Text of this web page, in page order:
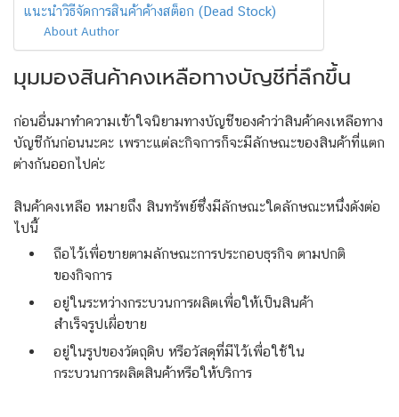
แนะนำวิธีจัดการสินค้าค้างสต็อก (Dead Stock)
About Author
มุมมองสินค้าคงเหลือทางบัญชีที่ลึกขึ้น
ก่อนอื่นมาทำความเข้าใจนิยามทางบัญชีของคำว่าสินค้าคงเหลือทาง
บัญชีกันก่อนนะคะ เพราะแต่ละกิจการก็จะมีลักษณะของสินค้าที่แตก
ต่างกันออกไปค่ะ
สินค้าคงเหลือ หมายถึง สินทรัพย์ซึ่งมีลักษณะใดลักษณะหนึ่งดังต่อ
ไปนี้
ถือไว้เพื่อขายตามลักษณะการประกอบธุรกิจ ตามปกติ
ของกิจการ
อยู่ในระหว่างกระบวนการผลิตเพื่อให้เป็นสินค้า
สำเร็จรูปเผื่อขาย
อยู่ในรูปของวัตถุดิบ หรือวัสดุที่มีไว้เพื่อใช้ใน
กระบวนการผลิตสินค้าหรือให้บริการ